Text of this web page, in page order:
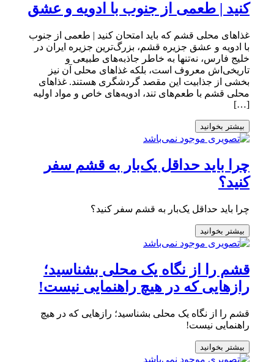
کنید | طعمی از جنوب با ادویه و عشق
غذاهای محلی قشم که باید امتحان کنید | طعمی از جنوب
با ادویه و عشق جزیره قشم، بزرگ‌ترین جزیره ایران در
خلیج فارس، نه‌تنها به خاطر جاذبه‌های طبیعی و
تاریخی‌اش معروف است، بلکه غذاهای محلی آن نیز
بخشی از جذابیت این مقصد گردشگری هستند. غذاهای
محلی قشم با طعم‌های تند، ادویه‌های خاص و مواد اولیه
[…]
بیشتر بخوانید
چرا باید حداقل یک‌بار به قشم سفر
کنید؟
چرا باید حداقل یک‌بار به قشم سفر کنید؟
بیشتر بخوانید
قشم را از نگاه یک محلی بشناسید؛
رازهایی که در هیچ راهنمایی نیست!
قشم را از نگاه یک محلی بشناسید؛ رازهایی که در هیچ
راهنمایی نیست!
بیشتر بخوانید